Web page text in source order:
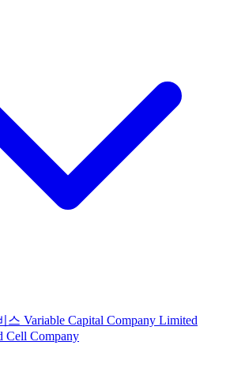
스 Variable Capital Company Limited
Cell Company